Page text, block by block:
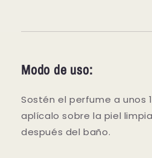
Modo de uso:
Sostén el perfume a unos
aplícalo sobre la piel
después del baño.